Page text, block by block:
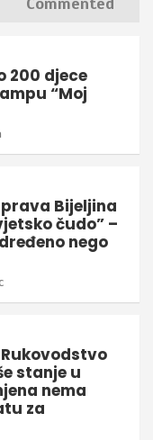
Commented
200 djece
“Moj
Bijeljina
čudo” –
nego
stanje u
nema
za